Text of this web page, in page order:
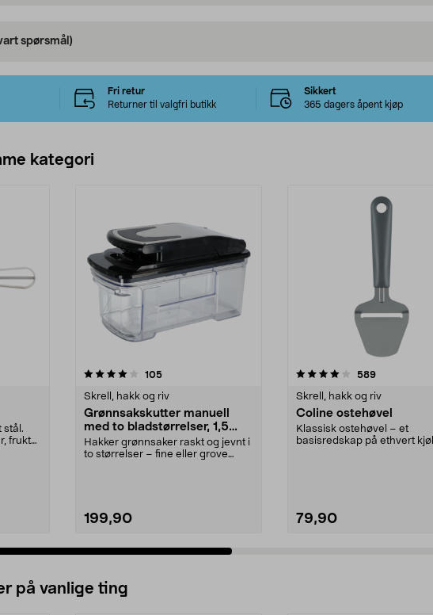
spørsmål)
Fri retur
Returner til valgfri butikk
Sikkert
365 dagers åpent kjøp
kategori
stål.
frukt
105anmeldelser
Skrell, hakk og riv
Grønnsakskutter manuell
med to bladstørrelser, 1,5
liter
Hakker grønnsaker raskt og jevnt i
to størrelser – fine eller grove
199,90
4.0 av 5 stjerner 589anmeldelser
Skrell, hakk og riv
Coline ostehøvel
Klassisk ostehøvel – et
basisredskap på ethvert
79,90
4.5 av 5 stjerner
på vanlige ting